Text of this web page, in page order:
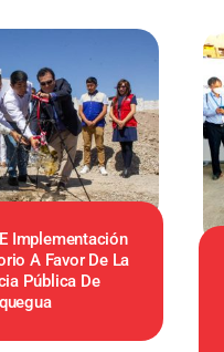
Implementación
A Favor De La
Pública De